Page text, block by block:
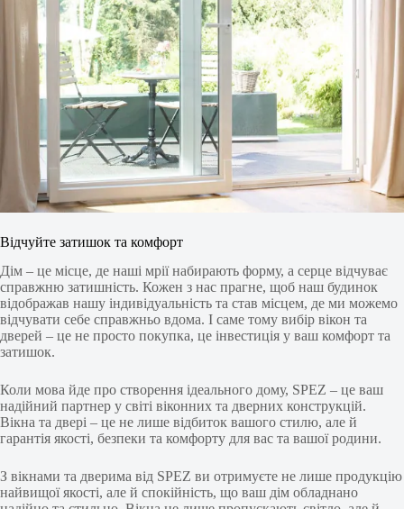
Відчуйте затишок та комфорт
Дім – це місце, де наші мрії набирають форму, а серце відчуває
справжню затишність. Кожен з нас прагне, щоб наш будинок
відображав нашу індивідуальність та став місцем, де ми можемо
відчувати себе справжньо вдома. І саме тому вибір вікон та
дверей – це не просто покупка, це інвестиція у ваш комфорт та
затишок.
Коли мова йде про створення ідеального дому, SPEZ – це ваш
надійний партнер у світі віконних та дверних конструкцій.
Вікна та двері – це не лише відбиток вашого стилю, але й
гарантія якості, безпеки та комфорту для вас та вашої родини.
З вікнами та дверима від SPEZ ви отримуєте не лише продукцію
найвищої якості, але й спокійність, що ваш дім обладнано